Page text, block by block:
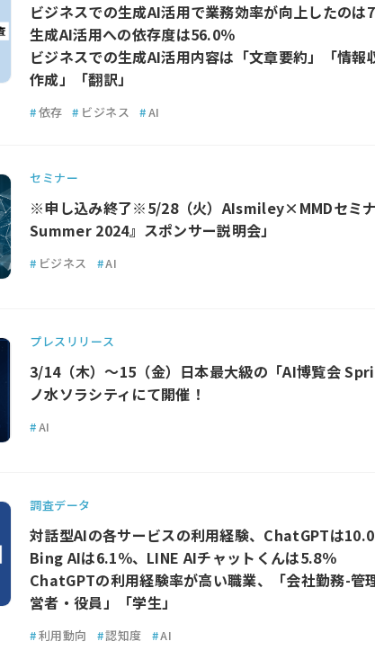
ビジネスでの生成AI活用で業務効率が向上したのは
生成AI活用への依存度は56.0％
ビジネスでの生成AI活用内容は「文章要約」「情報
作成」「翻訳」
#依存 # ビジネス #AI
セミナー
※申し込み終了※5/28（火）AIsmiley×MMDセミ
Summer 2024』スポンサー説明会」
# ビジネス #AI
プレスリリース
3/14（木）～15（金）日本最大級の「AI博覧会
ノ水ソラシティにて開催！
#AI
調査データ
対話型AIの各サービスの利用経験、ChatGPTは
Bing AIは6.1％、LINE AIチャットくんは5.8％
ChatGPTの利用経験率が高い職業、「会社勤務-管
営者・役員」「学生」
#利用動向 #認知度 #AI